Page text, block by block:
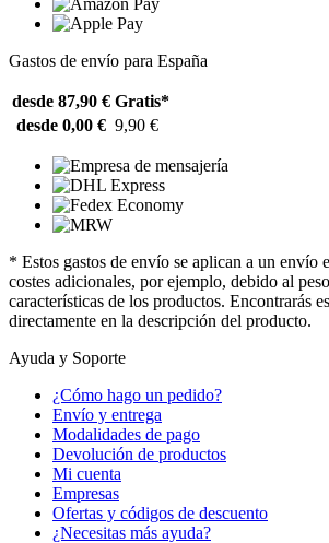
Gastos de envío para España
desde 87,90 € Gratis*
desde 0,00 € 9,90 €
* Estos gastos de envío se aplican a un envío
costes adicionales, por ejemplo, debido al
características de los productos. Encontrarás
directamente en la descripción del producto.
Ayuda y Soporte
¿Cómo hago un pedido?
Envío y entrega
Modalidades de pago
Devolución de productos
Mi cuenta
Empresas
Ofertas y códigos de descuento
¿Necesitas más ayuda?